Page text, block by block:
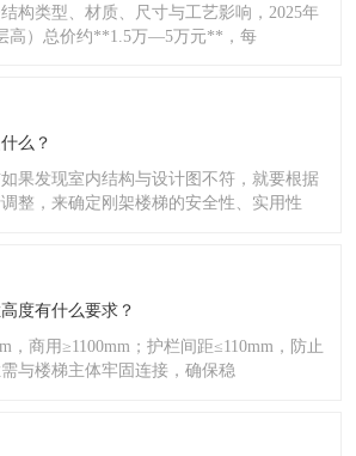
构类型、材质、尺寸与工艺影响，2025年
高）总价约**1.5万—5万元**，每
么？
果发现室内结构与设计图不符，就要根据
整，来确定刚架楼梯的安全性、实用性
度有什么要求？
，商用≥1100mm；护栏间距≤110mm，防止
与楼梯主体牢固连接，确保稳